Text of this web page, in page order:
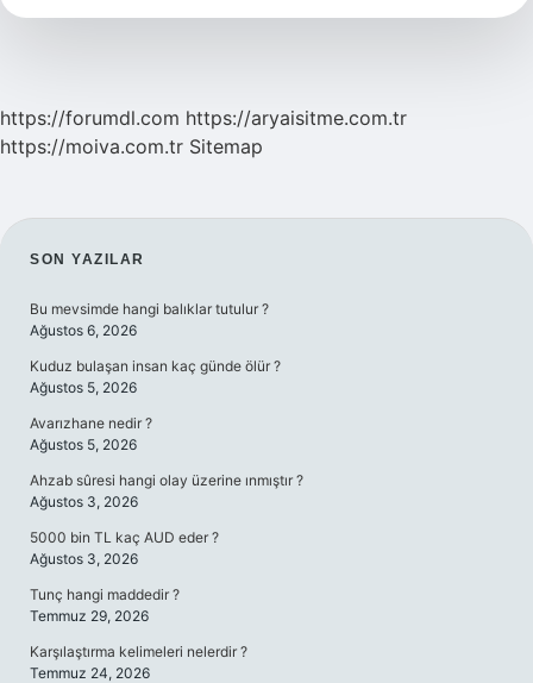
Bırakılır
https://forumdl.com https://aryaisitme.com.tr
https://moiva.com.tr Sitemap
SIDEBAR
SON YAZILAR
Bu mevsimde hangi balıklar tutulur ?
Ağustos 6, 2026
Kuduz bulaşan insan kaç günde ölür ?
Ağustos 5, 2026
Avarızhane nedir ?
Ağustos 5, 2026
Ahzab sûresi hangi olay üzerine ınmıştır ?
Ağustos 3, 2026
5000 bin TL kaç AUD eder ?
Ağustos 3, 2026
Tunç hangi maddedir ?
Temmuz 29, 2026
Karşılaştırma kelimeleri nelerdir ?
Temmuz 24, 2026